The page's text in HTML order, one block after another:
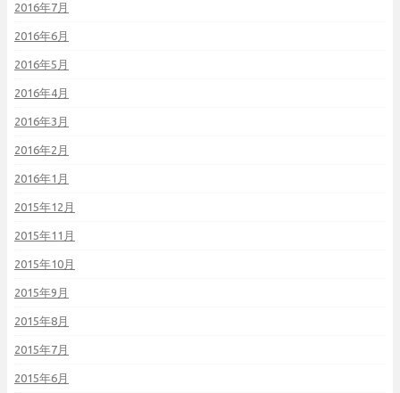
2016年7月
2016年6月
2016年5月
2016年4月
2016年3月
2016年2月
2016年1月
2015年12月
2015年11月
2015年10月
2015年9月
2015年8月
2015年7月
2015年6月